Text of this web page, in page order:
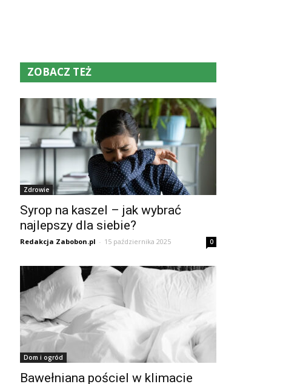
ZOBACZ TEŻ
Zdrowie
Syrop na kaszel – jak wybrać
najlepszy dla siebie?
Redakcja Zabobon.pl - 15 października 2025 0
Dom i ogród
Bawełniana pościel w klimacie